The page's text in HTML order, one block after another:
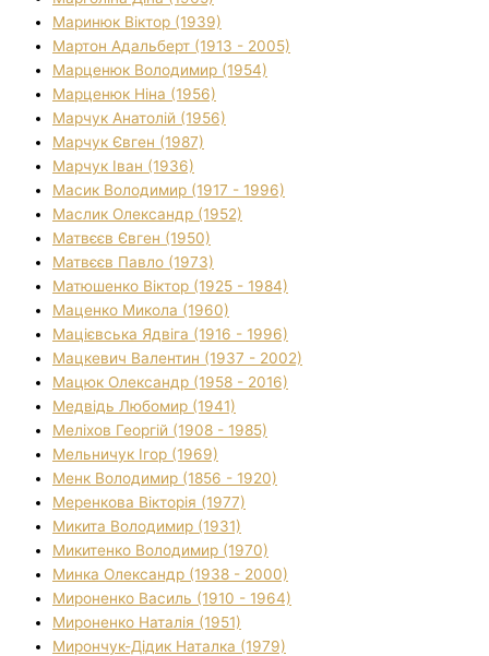
Маринюк Віктор (1939)
Мартон Адальберт (1913 - 2005)
Марценюк Володимир (1954)
Марценюк Ніна (1956)
Марчук Анатолій (1956)
Марчук Євген (1987)
Марчук Іван (1936)
Масик Володимир (1917 - 1996)
Маслик Олександр (1952)
Матвєєв Євген (1950)
Матвєєв Павло (1973)
Матюшенко Віктор (1925 - 1984)
Маценко Микола (1960)
Мацієвська Ядвіга (1916 - 1996)
Мацкевич Валентин (1937 - 2002)
Мацюк Олександр (1958 - 2016)
Медвідь Любомир (1941)
Меліхов Георгій (1908 - 1985)
Мельничук Ігор (1969)
Менк Володимир (1856 - 1920)
Меренкова Вікторія (1977)
Микита Володимир (1931)
Микитенко Володимир (1970)
Минка Олександр (1938 - 2000)
Мироненко Василь (1910 - 1964)
Мироненко Наталія (1951)
Мирончук-Дідик Наталка (1979)